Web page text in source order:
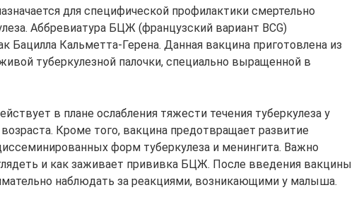
для специфической профилактики смертельно
Аббревиатура БЦЖ (французский вариант BCG)
Бацилла Кальметта-Герена. Данная вакцина приготовлена из
туберкулезной палочки, специально выращенной в
в плане ослабления тяжести течения туберкулеза у
Кроме того, вакцина предотвращает развитие
форм туберкулеза и менингита. Важно
и как заживает прививка БЦЖ. После введения вакцины
наблюдать за реакциями, возникающими у малыша.